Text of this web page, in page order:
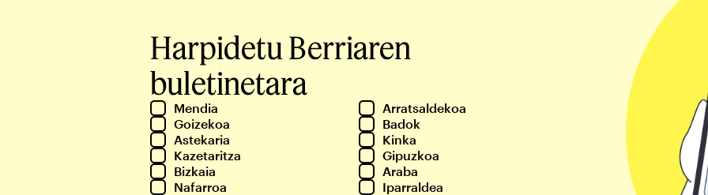
Harpidetu Berriaren
buletinetara
Mendia
Arratsaldekoa
Goizekoa
Badok
Astekaria
Kinka
Kazetaritza
Gipuzkoa
Bizkaia
Araba
Nafarroa
Iparraldea